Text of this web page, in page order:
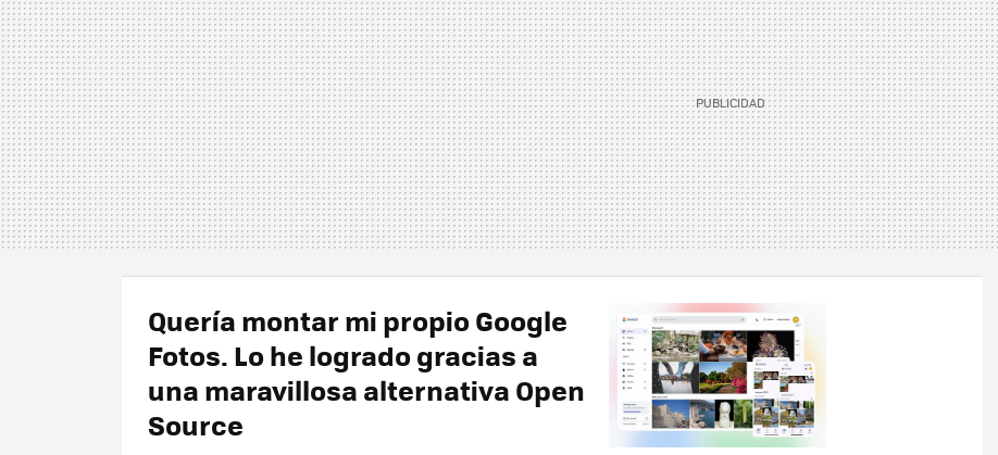
Quería montar mi propio Google
Fotos. Lo he logrado gracias a
una maravillosa alternativa Open
Source